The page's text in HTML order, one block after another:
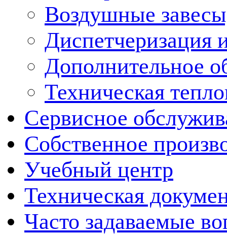
Воздушные
Диспетчеризация
Дополнительное
Техническая
Сервисное
Собственное
Учебный центр
Техническая
Часто задаваемые